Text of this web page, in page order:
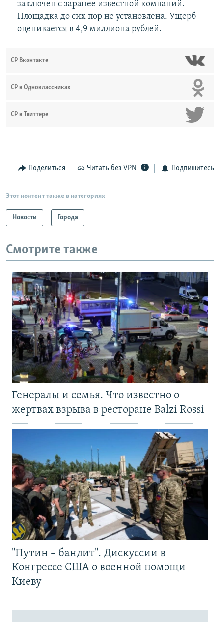
заключен с заранее известной компаний.
Площадка до сих пор не установлена. Ущерб
оценивается в 4,9 миллиона рублей.
СР Вконтакте
СР в Одноклассниках
СР в Твиттере
Поделиться Читать без VPN Подпишитесь
Этот контент также в категориях
Новости Города
Смотрите также
Генералы и семья. Что известно о
жертвах взрыва в ресторане Balzi Rossi
"Путин – бандит". Дискуссии в
Конгрессе США о военной помощи
Киеву